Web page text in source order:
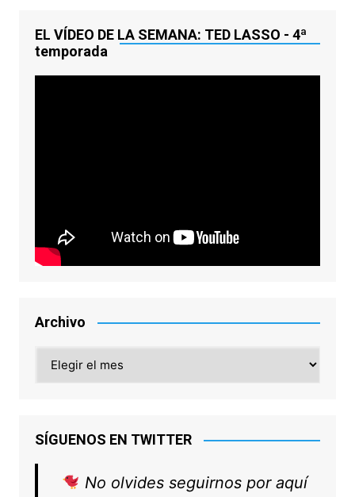
EL VÍDEO DE LA SEMANA: TED LASSO - 4ª
temporada
Archivo
SÍGUENOS EN TWITTER
No olvides seguirnos por aquí